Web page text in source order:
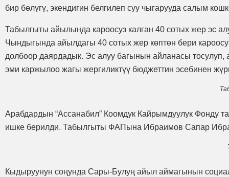
бир бөлүгү, экендигин белгилеп суу чыгарууда салым
Табылгыты айылында кароосуз калган 40 сотых жер эс
Чындыгында айылдагы 40 сотых жер көптөн бери
долбоор даярдадык. Эс алуу багынын айланасы тосулуп,
эми каржылоо жагы жергиликтүү бюджеттин эсебинен
Арабдардын “Ассанабил” Коомдук Кайрымдуулук
ишке берилди. Табылгыты ФАПына Ибраимов Сапар
Кыдыруунун соңунда Сары-Булуң айыл аймагынын